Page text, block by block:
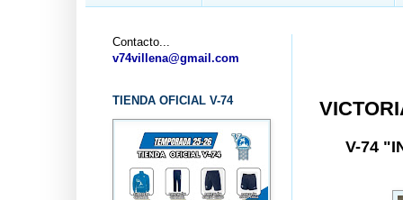
V-74
Contacto...
v74villena@gmail.com
TIENDA OFICIAL V-74